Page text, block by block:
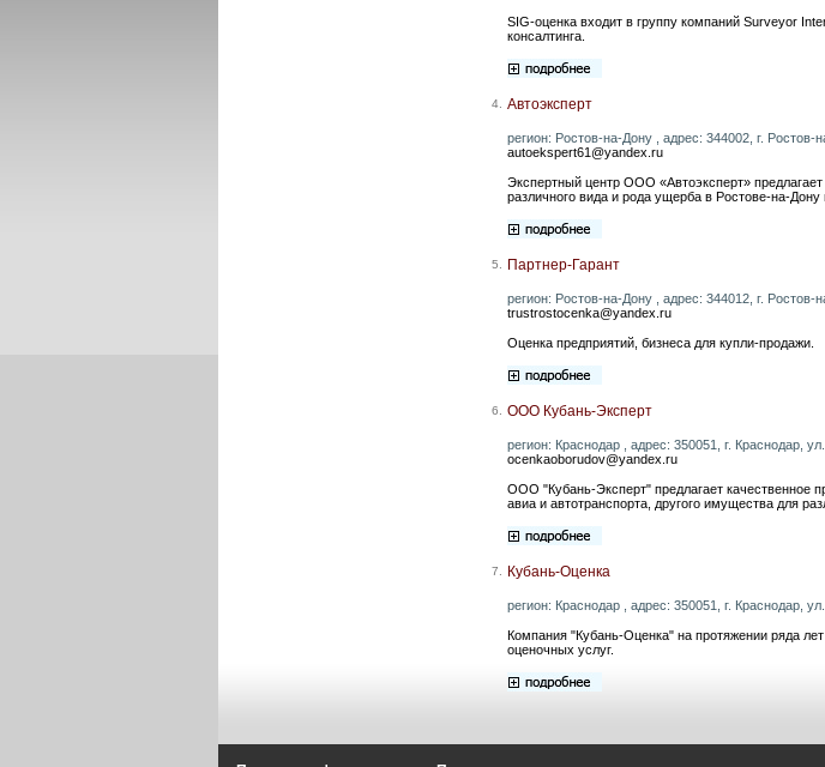
SIG-оценка входит в группу компаний Surveyor
консалтинга.
4. Автоэксперт
регион: Ростов-на-Дону , адрес: 344002, г.
autoekspert61@yandex.ru
Экспертный центр ООО «Автоэксперт»
различного вида и рода ущерба в Ростове-на-Дону
5. Партнер-Гарант
регион: Ростов-на-Дону , адрес: 344012, г.
trustrostocenka@yandex.ru
Оценка предприятий, бизнеса для купли-продажи.
6. ООО Кубань-Эксперт
регион: Краснодар , адрес: 350051, г. Краснодар,
ocenkaoborudov@yandex.ru
ООО "Кубань-Эксперт" предлагает качественное
авиа и автотранспорта, другого имущества для
7. Кубань-Оценка
регион: Краснодар , адрес: 350051, г. Краснодар,
Компания "Кубань-Оценка" на протяжении ряда
оценочных услуг.